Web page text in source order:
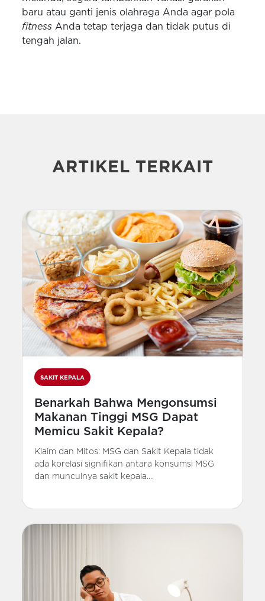
baru atau ganti jenis olahraga Anda agar pola
fitness Anda tetap terjaga dan tidak putus di
tengah jalan.
ARTIKEL TERKAIT
SAKIT KEPALA
Benarkah Bahwa Mengonsumsi
Makanan Tinggi MSG Dapat
Memicu Sakit Kepala?
Klaim dan Mitos: MSG dan Sakit Kepala tidak
ada korelasi signifikan antara konsumsi MSG
dan munculnya sakit kepala....